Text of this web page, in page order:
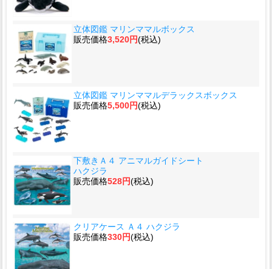
立体図鑑 マリンママルボックス
販売価格3,520円(税込)
立体図鑑 マリンママルデラックスボックス
販売価格5,500円(税込)
下敷きＡ４ アニマルガイドシート
ハクジラ
販売価格528円(税込)
クリアケース Ａ４ ハクジラ
販売価格330円(税込)